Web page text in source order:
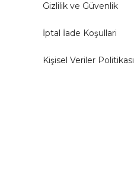
Gizlilik ve Güvenlik
İptal İade Koşullari
Kişisel Veriler Politikası